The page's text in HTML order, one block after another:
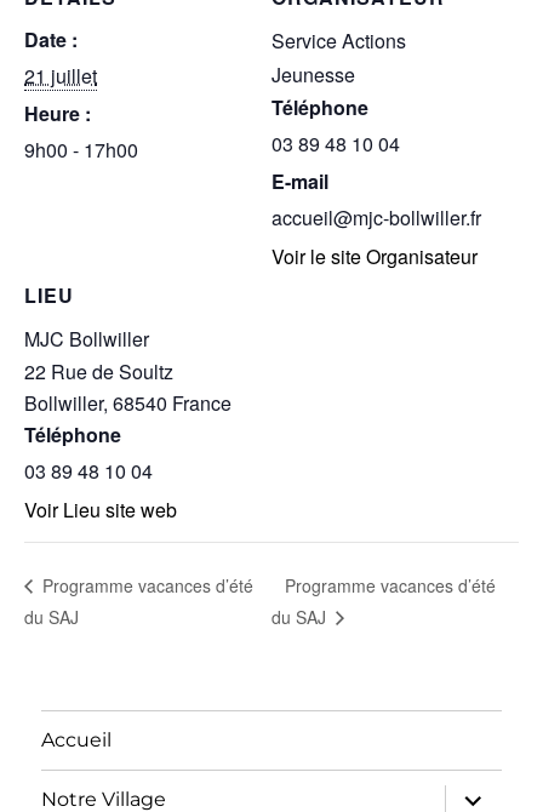
Date :
21 juillet
Heure :
9h00 - 17h00
LIEU
MJC Bollwiller
22 Rue de Soultz
Bollwiller, 68540 France
Téléphone
03 89 48 10 04
Voir Lieu site web
Service Actions
Jeunesse
Téléphone
03 89 48 10 04
E-mail
accueil@mjc-bollwiller.fr
Voir le site Organisateur
Programme vacances d’été
du SAJ
Programme vacances d’été
du SAJ
Accueil
Notre Village
ouvrir